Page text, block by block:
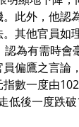
此外，他認
其他官員如
為有需時會
偏鷹之言論
數一度由
低後一度跌